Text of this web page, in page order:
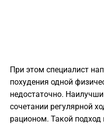
При этом специалист
похудения одной
недостаточно.
сочетании регулярной
рационом. Такой подход